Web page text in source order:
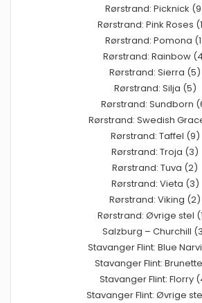
Rørstrand: Picknick
Rørstrand: Pink Roses
Rørstrand: Pomona
Rørstrand: Rainbow
Rørstrand: Sierra (5)
Rørstrand: Silja (5)
Rørstrand: Sundborn
Rørstrand: Swedish
Rørstrand: Taffel (9)
Rørstrand: Troja (3)
Rørstrand: Tuva (2)
Rørstrand: Vieta (3)
Rørstrand: Viking (2)
Rørstrand: Øvrige stel
Salzburg – Churchill
Stavanger Flint: Blue
Stavanger Flint:
Stavanger Flint: Florry
Stavanger Flint: Øvrige